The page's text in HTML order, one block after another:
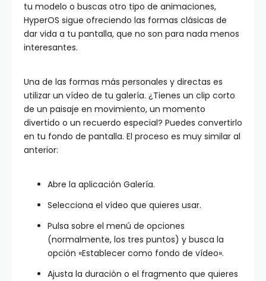
tu modelo o buscas otro tipo de animaciones,
HyperOS sigue ofreciendo las formas clásicas de
dar vida a tu pantalla, que no son para nada menos
interesantes.
Una de las formas más personales y directas es
utilizar un vídeo de tu galería. ¿Tienes un clip corto
de un paisaje en movimiento, un momento
divertido o un recuerdo especial? Puedes convertirlo
en tu fondo de pantalla. El proceso es muy similar al
anterior:
Abre la aplicación Galería.
Selecciona el vídeo que quieres usar.
Pulsa sobre el menú de opciones
(normalmente, los tres puntos) y busca la
opción «Establecer como fondo de vídeo».
Ajusta la duración o el fragmento que quieres